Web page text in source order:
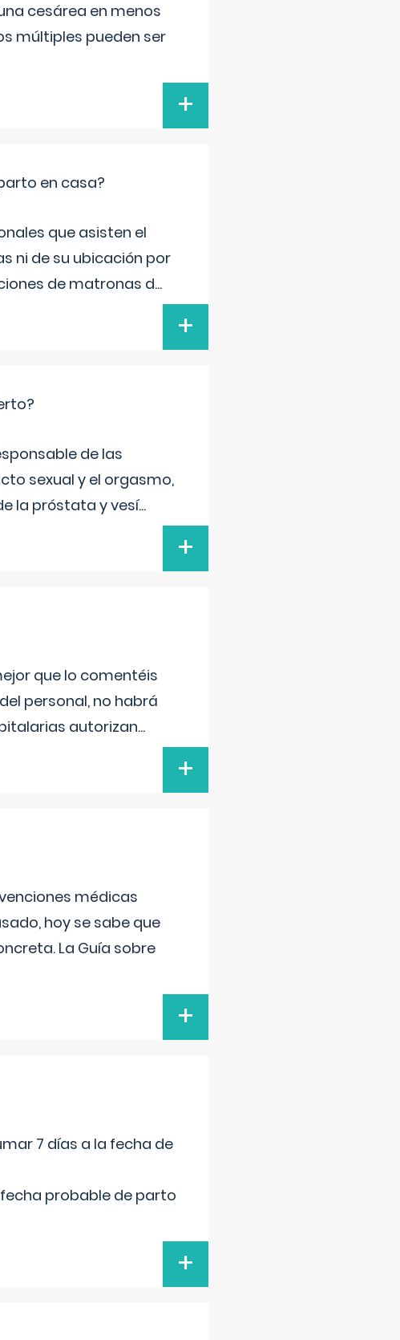
cesárea en menos
múltiples pueden ser
+
en casa?
que asisten el
ni de su ubicación por
de matronas d...
+
de las
sexual y el orgasmo,
la próstata y vesí...
+
que lo comentéis
personal, no habrá
autorizan...
+
médicas
hoy se sabe que
La Guía sobre
+
7 días a la fecha de
fecha probable de parto
+